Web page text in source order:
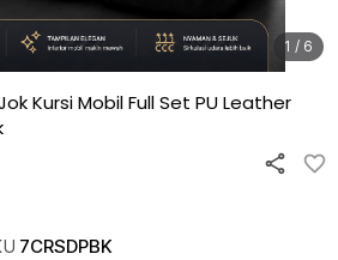
1 / 6
Kursi Mobil Full Set PU Leather
7CRSDPBK